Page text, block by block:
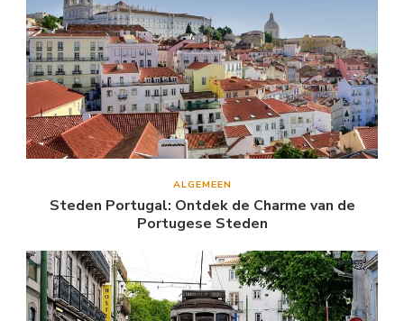
ALGEMEEN
Steden Portugal: Ontdek de Charme van de
Portugese Steden